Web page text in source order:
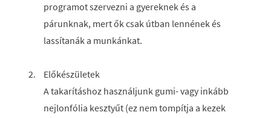
programot szervezni a gyereknek és a
párunknak, mert ők csak útban lennének és
lassítanák a munkánkat.
Előkészületek
A takarításhoz használjunk gumi- vagy inkább
nejlonfólia kesztyűt (ez nem tompítja a kezek